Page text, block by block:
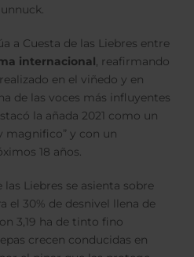
a Cuesta de las Liebres entre
internacional, reafirmando
en el viñedo y en
de las voces más influyentes
la añada 2021 como un
magnifico” y con un
18 años.
las Liebres se asienta sobre
el 30% de desnivel llena de
3,19 ha de tinto fino
crecen conducidas en